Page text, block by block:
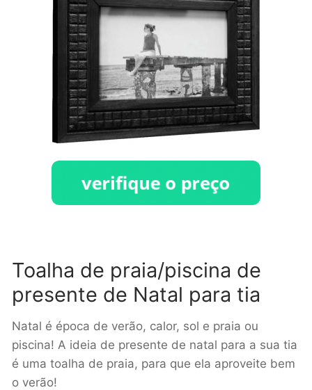
Toalha de praia/piscina de
presente de Natal para tia
Natal é época de verão, calor, sol e praia ou
piscina! A ideia de presente de natal para a sua tia
é uma toalha de praia, para que ela aproveite bem
o verão!